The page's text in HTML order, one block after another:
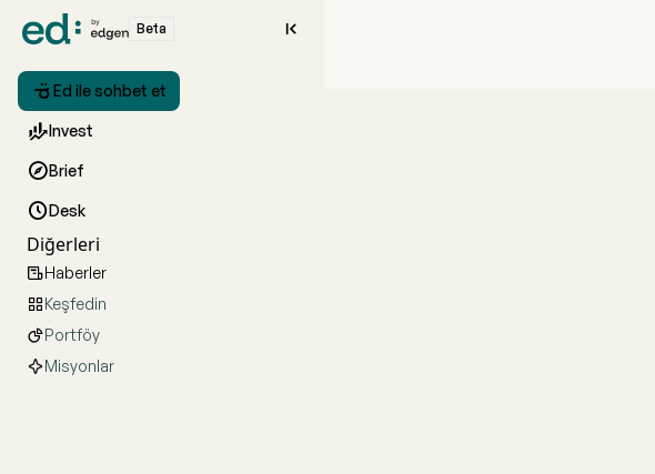
Beta 
 Ed ile sohbet et
Invest
Brief
Desk
Diğerleri
Haberler
Keşfedin
Portföy
Misyonlar